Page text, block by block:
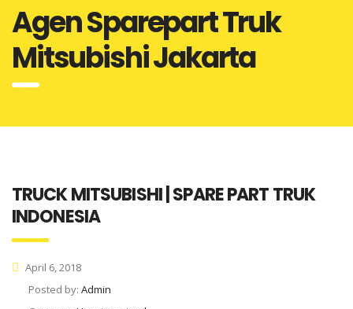
Agen Sparepart Truk
Mitsubishi Jakarta
TRUCK MITSUBISHI | SPARE PART TRUK
INDONESIA
April 6, 2018
Posted by: Admin